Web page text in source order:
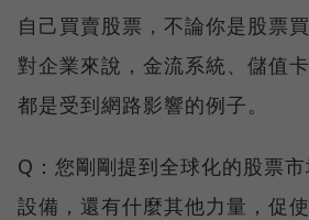
自己買賣股票，不論你是股票
對企業來說，金流系統、儲值
都是受到網路影響的例子。
Q：您剛剛提到全球化的股票
設備，還有什麼其他力量，促